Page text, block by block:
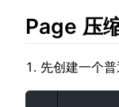
Page 压
先创建一个